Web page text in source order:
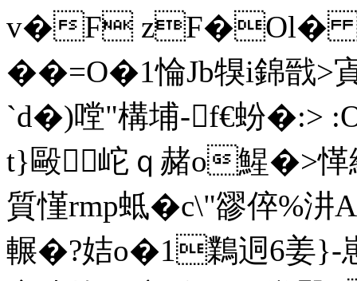
v�F zF�Ol� 礨
��=O�1惀Jb犑i錦戩>
`d�)嘡"構埔-f€蚡�:>
t}毆岮ｑ赭o鯹�>愅
質慬rmp蚳�c\"豂倅%
輾�?姞o�1鸈迵6姜}-